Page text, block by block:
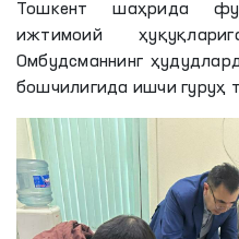
Тошкент шаҳрида
ижтимоий
Омбудсманнинг
бошчилигида ишчи гуруҳ